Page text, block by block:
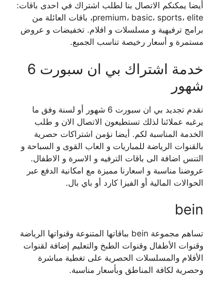
أيضا يمكنكم الاتصال بنا لطلب اشتراك في احدى باقات:
premium، basic، sports، elite، باقات العائلة من
برامج ترفيهية و مسلسلات و افلام. تخفيضات و عروض
مستمرة و أسعار رخيصة تناسب الجميع.
خدمة اشتراك بي ان سبورت 6
شهور
نقدم تجديد بي ان سبورت 6 شهور أو لسنة وفق ما
يرغبه عملائنا لذلك تستطيعون الاتصال الان و طلب
الخدمة المناسبة لكم. أيضا نؤمن اشتراكات حصرية
بالقنوات الرياضة للمباريات و العاب القوى و السباحة و
التنس اضافة الى باقات الترفيه و الاسرة و الاطفال.
عروضنا مناسبة و اسعارنا مميزة مع امكانية الدفع عبر
الحوالات المالية أو الفيزا كارد أو باي بال.
bein
تساهم مجموعة bein بباقاتها المتنوعة وقنواتها الرياضة
وقنوات الأطفال وقنوات الطبخ والتعليم إضافة لقنوات
الأفلام والمسلسلات الحصرية على تغطية مباشرة
وحصرية لكافة المناطق وبأسعار مناسبة.